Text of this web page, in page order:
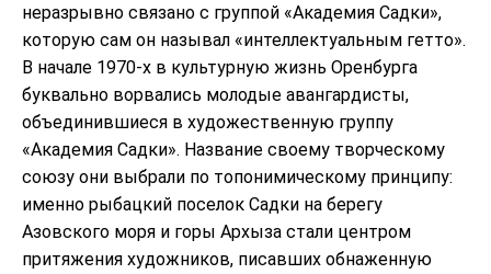
неразрывно связано с группой «Академия Садки»,
которую сам он называл «интеллектуальным гетто».
В начале 1970-х в культурную жизнь Оренбурга
буквально ворвались молодые авангардисты,
объединившиеся в художественную группу
«Академия Садки». Название своему творческому
союзу они выбрали по топонимическому принципу:
именно рыбацкий поселок Садки на берегу
Азовского моря и горы Архыза стали центром
притяжения художников, писавших обнаженную